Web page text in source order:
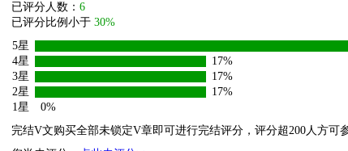
已评分人数： 6
已评分比例小于 30%
5星
4星
17%
3星
17%
2星
17%
1星
0%
完结V文购买全部未锁定V章即可进行完结评分，评分超200人方可